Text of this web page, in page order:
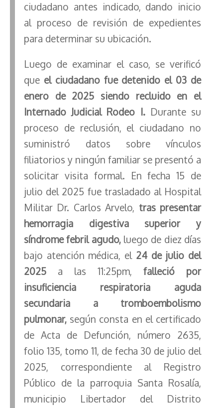
ciudadano antes indicado, dando inicio
al proceso de revisión de expedientes
para determinar su ubicación.
Luego de examinar el caso, se verificó
que el ciudadano fue detenido el 03 de
enero de 2025 siendo recluido en el
Internado Judicial Rodeo I.Durante su
proceso de reclusión, el ciudadano no
suministró datos sobre vínculos
filiatorios y ningún familiar se presentó a
solicitar visita formal. En fecha 15 de
julio del 2025 fue trasladado al Hospital
Militar Dr. Carlos Arvelo, tras presentar
hemorragia digestiva superior y
síndrome febril agudo,luego de diez días
bajo atención médica, el 24 de julio del
2025 a las 11:25pm, falleció por
insuficiencia respiratoria aguda
secundaria a tromboembolismo
pulmonar, según consta en el certificado
de Acta de Defunción, número 2635,
folio 135, tomo 11, de fecha 30 de julio del
2025, correspondiente al Registro
Público de la parroquia Santa Rosalía,
municipio Libertador del Distrito